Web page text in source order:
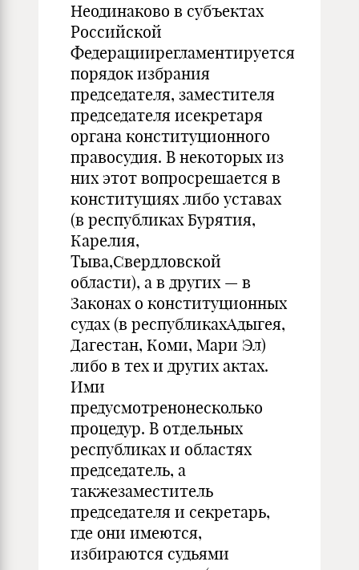
Неодинаково в субъектах
Российской
Федерациирегламентируется
порядок избрания
председателя, заместителя
председателя исекретаря
органа конституционного
правосудия. В некоторых из
них этот вопросрешается в
конституциях либо уставах
(в республиках Бурятия,
Карелия,
Тыва,Свердловской
области), а в других — в
Законах о конституционных
судах (в республикахАдыгея,
Дагестан, Коми, Мари Эл)
либо в тех и других актах.
Ими
предусмотренонесколько
процедур. В отдельных
республиках и областях
председатель, а
такжезаместитель
председателя и секретарь,
где они имеются,
избираются судьями